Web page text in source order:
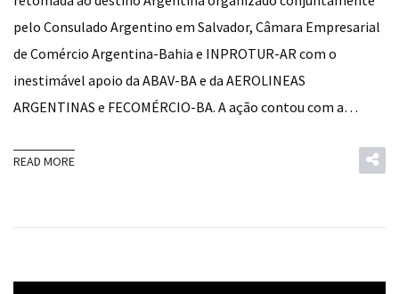
pelo Consulado Argentino em Salvador, Câmara Empresarial
de Comércio Argentina-Bahia e INPROTUR-AR com o
inestimável apoio da ABAV-BA e da AEROLINEAS
ARGENTINAS e FECOMÉRCIO-BA. A ação contou com a…
READ MORE